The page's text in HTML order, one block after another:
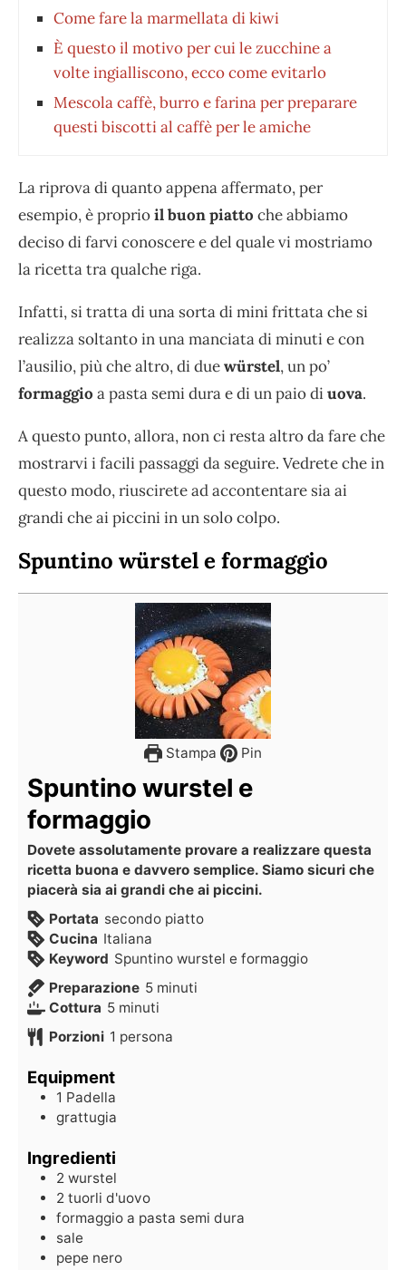
Come fare la marmellata di kiwi
È questo il motivo per cui le zucchine a
volte ingialliscono, ecco come evitarlo
Mescola caffè, burro e farina per preparare
questi biscotti al caffè per le amiche
La riprova di quanto appena affermato, per
esempio, è proprioil buon piatto che abbiamo
deciso di farvi conoscere e del quale vi mostriamo
la ricetta tra qualche riga.
Infatti, si tratta di una sorta di mini frittata che si
realizza soltanto in una manciata di minuti e con
l’ausilio, più che altro, di duewürstel, un po’
formaggio a pasta semi dura e di un paio diuova.
A questo punto, allora, non ci resta altro da fare che
mostrarvi i facili passaggi da seguire. Vedrete che in
questo modo, riuscirete ad accontentare sia ai
grandi che ai piccini in un solo colpo.
Spuntino würstel e formaggio
Stampa Pin
Spuntino wurstel e
formaggio
Dovete assolutamente provare a realizzare questa
ricetta buona e davvero semplice. Siamo sicuri che
piacerà sia ai grandi che ai piccini.
Portata secondo piatto
Cucina Italiana
Keyword Spuntino wurstel e formaggio
Preparazione 5 minuti
Cottura 5 minuti
Porzioni 1 persona
Equipment
1 Padella
grattugia
Ingredienti
2 wurstel
2 tuorli d'uovo
formaggio a pasta semi dura
sale
pepe nero